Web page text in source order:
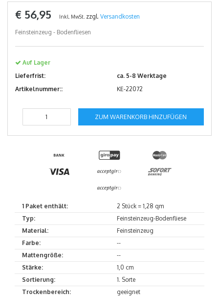
€ 56,95 Inkl. MwSt. zzgl. Versandkosten
Feinsteinzeug - Bodenfliesen
Auf Lager
Lieferfrist:
ca. 5-8 Werktage
Artikelnummer::
KE-22072
ZUM WARENKORB HINZUFÜGEN
1 Paket enthält:
2 Stück = 1,28 qm
Typ:
Feinsteinzeug-Bodenfliese
Material:
Feinsteinzeug
Farbe:
--
Mattengröße:
--
Stärke:
1,0 cm
Sortierung:
1. Sorte
Trockenbereich:
geeignet